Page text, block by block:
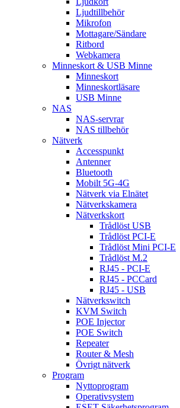
Ljudtillbehör
Mikrofon
Mottagare/Sändare
Ritbord
Webkamera
Minneskort & USB Minne
Minneskort
Minneskortläsare
USB Minne
NAS
NAS-servrar
NAS tillbehör
Nätverk
Accesspunkt
Antenner
Bluetooth
Mobilt 5G-4G
Nätverk via Elnätet
Nätverkskamera
Nätverkskort
Trådlöst USB
Trådlöst PCI-E
Trådlöst Mini PCI-E
Trådlöst M.2
RJ45 - PCI-E
RJ45 - PCCard
RJ45 - USB
Nätverkswitch
KVM Switch
POE Injector
POE Switch
Repeater
Router & Mesh
Övrigt nätverk
Program
Nyttoprogram
Operativsystem